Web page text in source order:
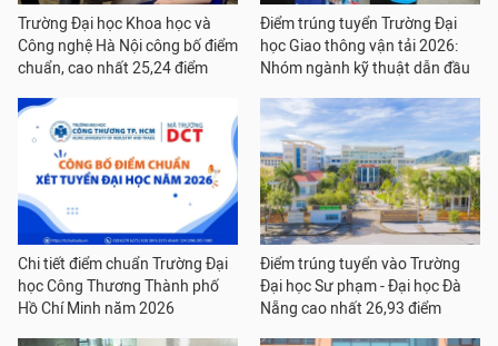
Trường Đại học Khoa học và
Công nghệ Hà Nội công bố điểm
chuẩn, cao nhất 25,24 điểm
Điểm trúng tuyển Trường Đại
học Giao thông vận tải 2026:
Nhóm ngành kỹ thuật dẫn đầu
Chi tiết điểm chuẩn Trường Đại
học Công Thương Thành phố
Hồ Chí Minh năm 2026
Điểm trúng tuyển vào Trường
Đại học Sư phạm - Đại học Đà
Nẵng cao nhất 26,93 điểm